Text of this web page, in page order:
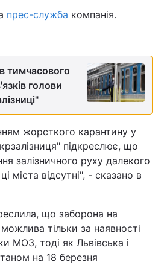
прес-служба компанія.
тимчасового
голови
жорсткого карантину у
підкреслює, що
залізничного руху далекого
міста відсутні", - сказано в
що заборона на
тільки за наявності
МОЗ, тоді як Львівська і
на 18 березня